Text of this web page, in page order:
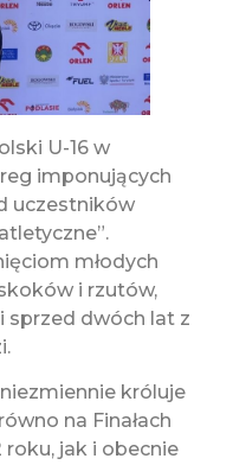
U-16 w
imponujących
uczestników
młodych
i rzutów,
sprzed dwóch lat z
króluje
na Finałach
jak i obecnie